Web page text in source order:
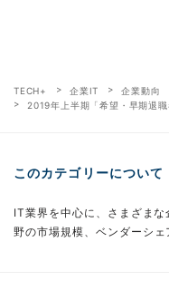
TECH+ 企業IT
企業動向
2019年上半期「希望・早期退
このカテゴリーについて
IT業界を中心に、さまざま
野の市場規模、ベンダーシェ